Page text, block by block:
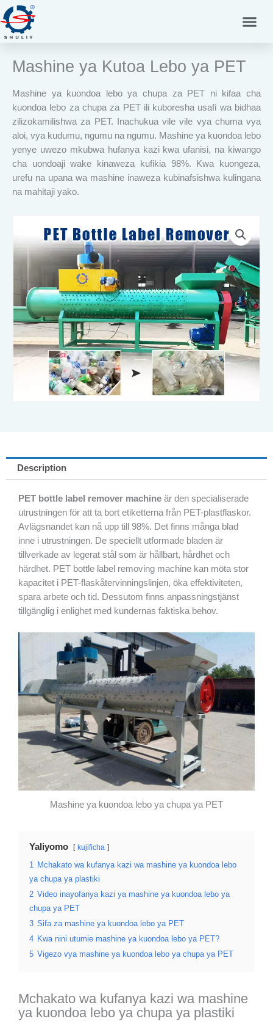
Skip
to
content
Mashine ya Kutoa Lebo ya PET
Mashine ya kuondoa lebo ya chupa za PET ni kifaa cha
kuondoa lebo za chupa za PET ili kuboresha usafi wa bidhaa
zilizokamilishwa za PET. Inachukua vile vile vya chuma vya
aloi, vya kudumu, ngumu na ngumu. Mashine ya kuondoa lebo
yenye uwezo mkubwa hufanya kazi kwa ufanisi, na kiwango
cha uondoaji wake kinaweza kufikia 98%. Kwa kuongeza,
urefu na upana wa mashine inaweza kubinafsishwa kulingana
na mahitaji yako.
Description
PET bottle label remover machine är den specialiserade
utrustningen för att ta bort etiketterna från PET-plastflaskor.
Avlägsnandet kan nå upp till 98%. Det finns många blad
inne i utrustningen. De speciellt utformade bladen är
tillverkade av legerat stål som är hållbart, hårdhet och
härdhet. PET bottle label removing machine kan möta stor
kapacitet i PET-flaskåtervinningslinjen, öka effektiviteten,
spara arbete och tid. Dessutom finns anpassningstjänst
tillgänglig i enlighet med kundernas faktiska behov.
Mashine ya kuondoa lebo ya chupa ya PET
Yaliyomo kujificha
1 Mchakato wa kufanya kazi wa mashine ya kuondoa lebo
ya chupa ya plastiki
2 Video inayofanya kazi ya mashine ya kuondoa lebo ya
chupa ya PET
3 Sifa za mashine ya kuondoa lebo ya PET
4 Kwa nini utumie mashine ya kuondoa lebo ya PET?
5 Vigezo vya mashine ya kuondoa lebo ya chupa ya PET
Mchakato wa kufanya kazi wa mashine
ya kuondoa lebo ya chupa ya plastiki